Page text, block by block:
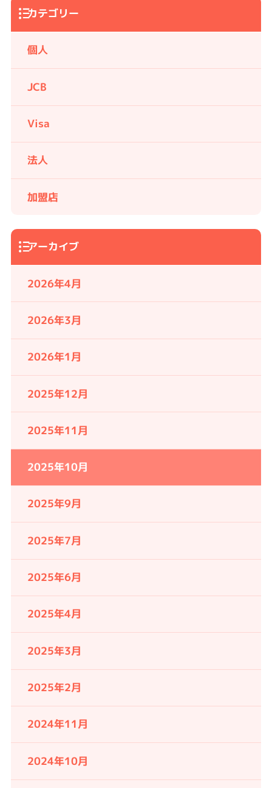
カテゴリー
個人
JCB
Visa
法人
加盟店
アーカイブ
2026年4月
2026年3月
2026年1月
2025年12月
2025年11月
2025年10月
2025年9月
2025年7月
2025年6月
2025年4月
2025年3月
2025年2月
2024年11月
2024年10月